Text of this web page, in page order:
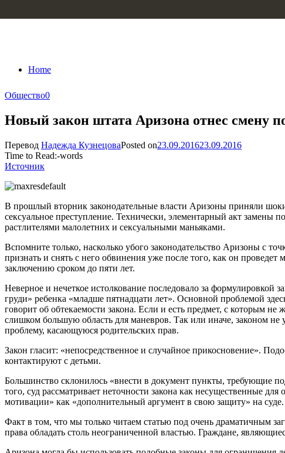
Home
Общество0
Новый закон штата Аризона отнес смену
Перевод Надежда КузнецоваPosted on23.09.201623.09.2016
Time to Read:-words
Источник
В прошлый вторник законодательные власти Аризоны приняли
сексуальное преступление. Технически, элементарный акт замены
растлителями малолетних и сексуальными маньяками.
Вспомните только, насколько убого законодательство Аризоны с
признать и снять с него обвинения уже после того, как он
заключению сроком до пяти лет.
Неверное и нечеткое истолкование последовало за
груди» ребенка «младше пятнадцати лет». Основной проблемой
говорит об обтекаемости закона. Если и есть предмет, с которым
слишком большую область для маневров. Так или иначе, законом не
проблему, касающуюся родительских прав.
Закон гласит: «непосредственное и случайное прикосновение».
контактируют с детьми.
Большинство склонилось «внести в документ пункты, требующие
того, суд рассматривает неточности закона как несущественные
мотивации» как «дополнительный аргумент в свою защиту» на
Факт в том, что мы только читаем статью под очень драматичным
права обладать столь неограниченной властью. Граждане,